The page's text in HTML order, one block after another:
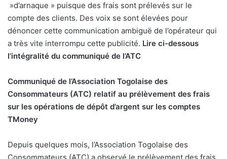
»d’arnaque » puisque des frais sont prélevés sur le
compte des clients. Des voix se sont élevées pour
dénoncer cette communication ambiguë de l’opérateur qui
a très vite interrompu cette publicité. Lire ci-dessous
l’intégralité du communiqué de l’ATC
Communiqué de l’Association Togolaise des
Consommateurs (ATC) relatif au prélèvement des frais
sur les opérations de dépôt d’argent sur les comptes
TMoney
Depuis quelques mois, l’Association Togolaise des